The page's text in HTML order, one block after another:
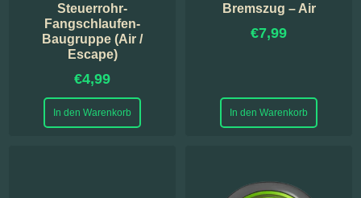
Steuerrohr-
Fangschlaufen-
Baugruppe (Air /
Escape)
€4,99
In den Warenkorb
Bremszug – Air
€7,99
In den Warenkorb